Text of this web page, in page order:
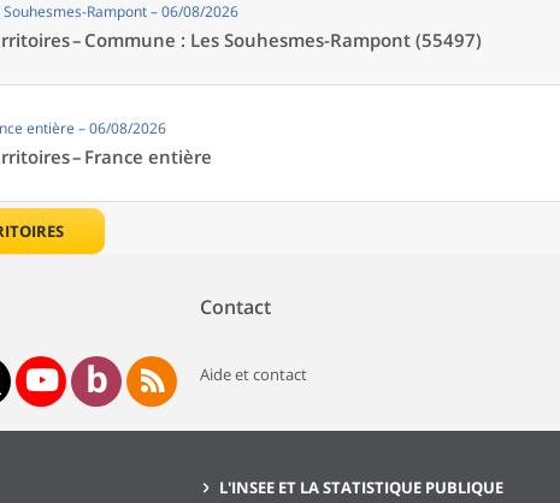
Souhesmes-Rampont – 06/08/2026
– Commune : Les Souhesmes-Rampont (55497)
entière – 06/08/2026
– France entière
Contact
Aide et contact
L'INSEE ET LA STATISTIQUE PUBLIQUE